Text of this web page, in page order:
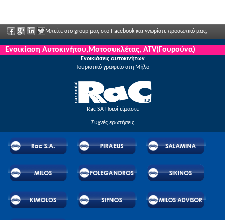
Μπείτε στο group μας στο Facebook και γνωρίστε προσωπικό μας,
πείτα μας τις απόψεις σας και απολαύστε μεγάλες εκπτώσεις και προσφορές που
Ενοικίαση Αυτοκινήτου,Μοτοσυκλέτας, ATV(Γουρούνα)
Ενοικιάσεις αυτοκινήτων
Τουριστικό γραφείο στη Μήλο
Rac SA Ποιοί είμαστε
Συχνές ερωτήσεις